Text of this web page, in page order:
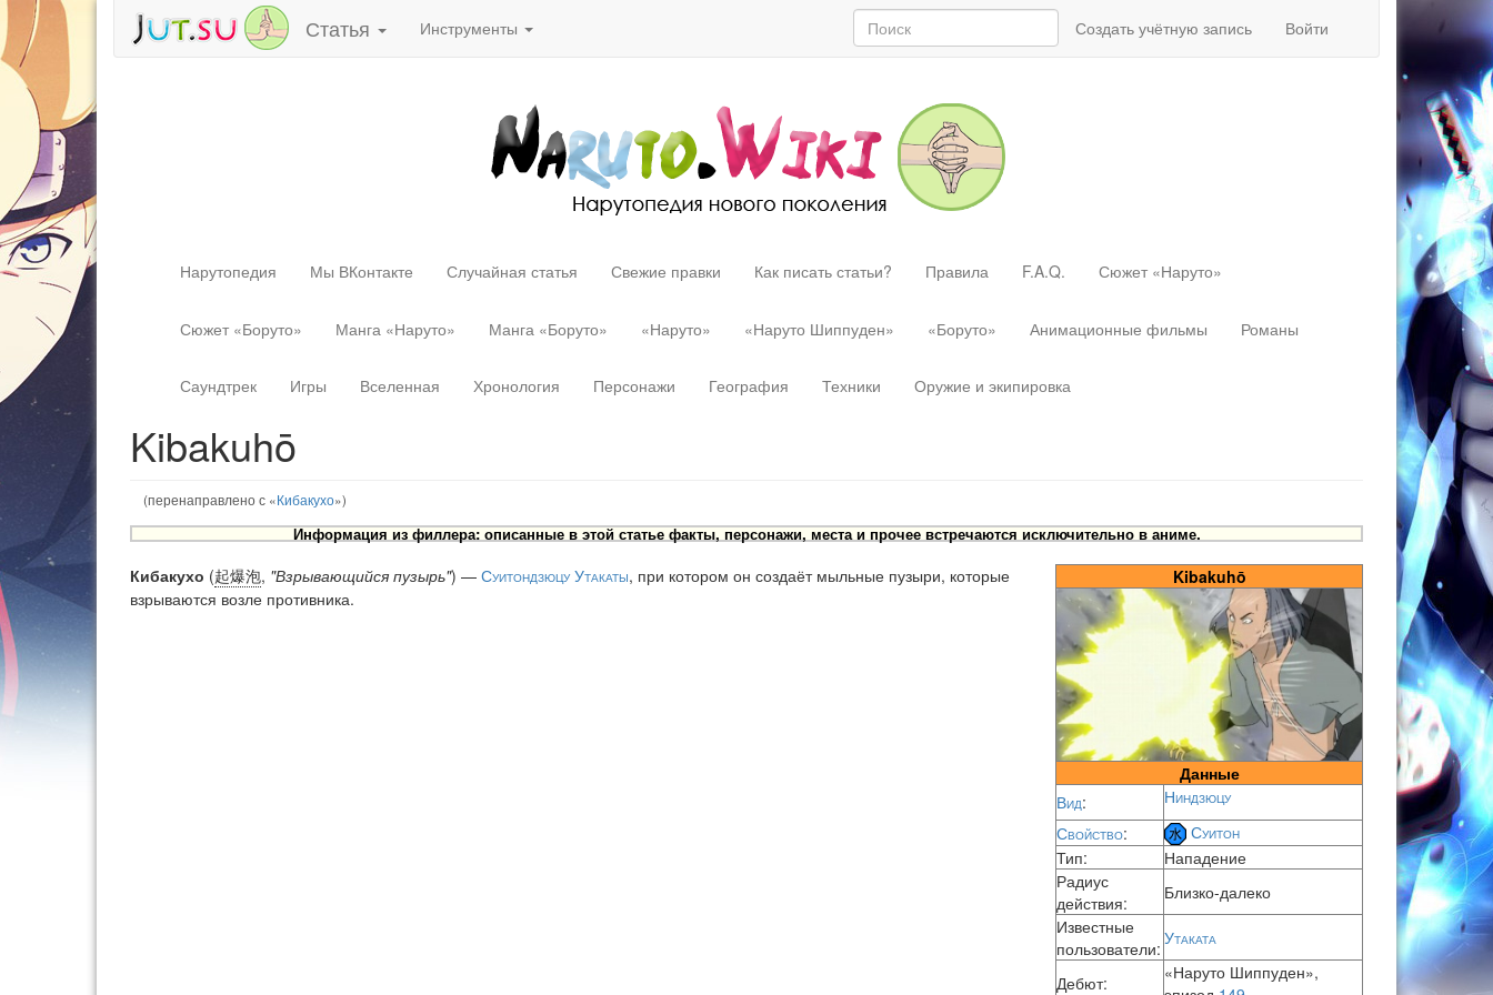
Статья Инструменты Создать учётную запись Войти
Нарутопедия Мы ВКонтакте Случайная статья Свежие правки Как писать статьи? Правила F.A.Q. Сюжет «Наруто»
Сюжет «Боруто» Манга «Наруто» Манга «Боруто» «Наруто» «Наруто Шиппуден» «Боруто» Анимационные фильмы Романы
Саундтрек Игры Вселенная Хронология Персонажи География Техники
Оружие и экипировка
Перейти
навигация ,
поиск
Kibakuhō
(перенаправлено с «Кибакухо»)
Информация из филлера: описанные в этой статье факты, персонажи, места и прочее встречаются исключительно в аниме.
Kibakuhō
Данные
Вид:
Ниндзюцу
Свойство:
Суитон
Тип:
Нападение
Радиус
действия:
Близко-далеко
Известные
пользователи: Утаката
Дебют:
«Наруто Шиппуден»,
Кибакухо (起爆泡, "Взрывающийся пузырь") — Суитондзюцу Утакаты, при котором он создаёт мыльные пузыри, которые
взрываются возле противника.